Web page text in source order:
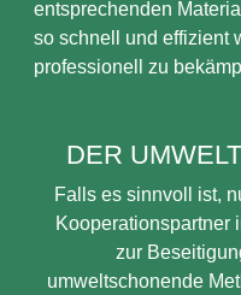
entsprechenden
so schnell und effizient
professionell zu
DER
Falls es sinnvoll ist,
Kooperationspartner
zur
umweltschonende